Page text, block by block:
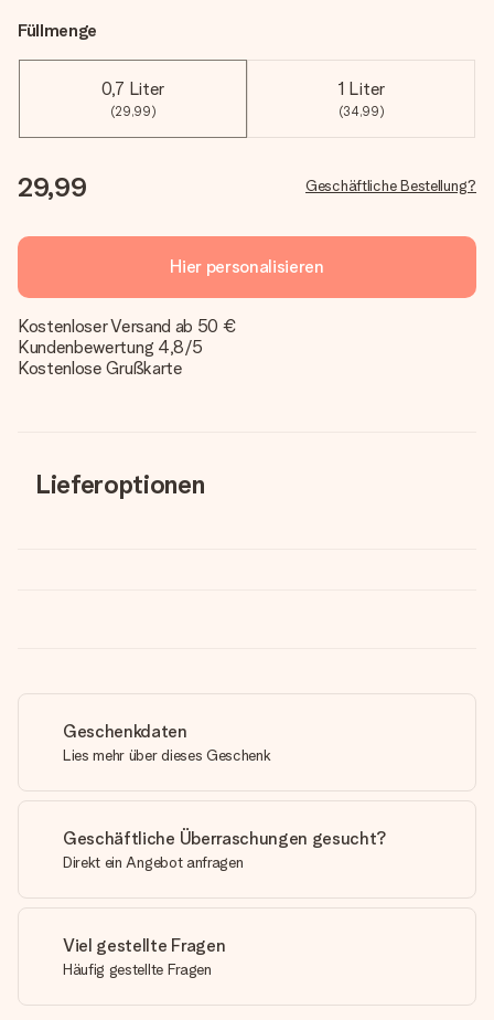
Füllmenge
0,7 Liter
(29,99)
1 Liter
(34,99)
29,99 Geschäftliche Bestellung?
Hier personalisieren
Kostenloser Versand ab 50 €
Kundenbewertung 4,8/5
Kostenlose Grußkarte
Lieferoptionen
Geschenkdaten
Lies mehr über dieses Geschenk
Geschäftliche Überraschungen gesucht?
Direkt ein Angebot anfragen
Viel gestellte Fragen
Häufig gestellte Fragen